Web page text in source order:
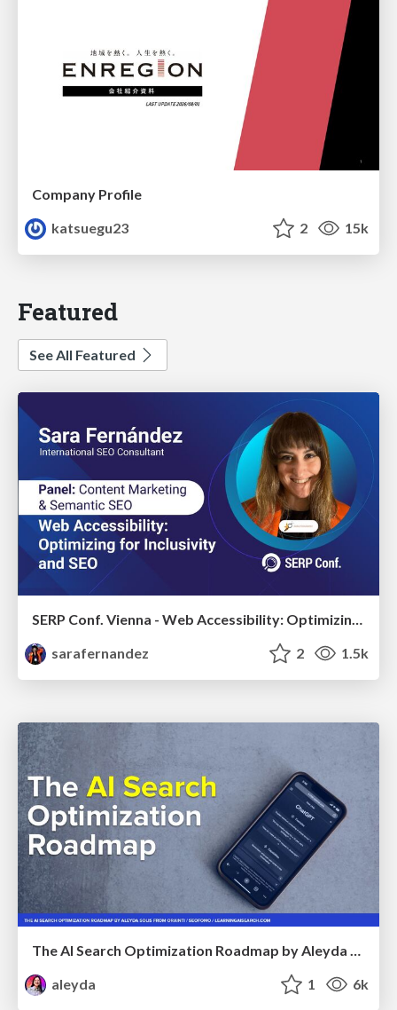
Company Profile
katsuegu23
2 15k
Featured
See All Featured
SERP Conf. Vienna - Web Accessibility: Optimizing for Inclusivity and SEO
sarafernandez
2 1.5k
aleyda
1 6k